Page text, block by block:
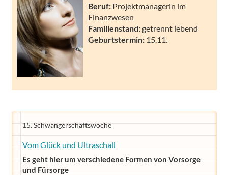
Beruf: Projektmanagerin im
Finanzwesen
Familienstand:getrennt lebend
Geburtstermin: 15.11.
15. Schwangerschaftswoche
Vom Glück und Ultraschall
Es geht hier um verschiedene Formen von Vorsorge
und Fürsorge